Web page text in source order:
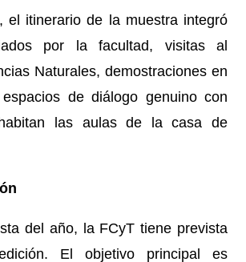
el itinerario de la muestra integró
por la facultad, visitas al
Naturales, demostraciones en
de diálogo genuino con
las aulas de la casa de
del año, la FCyT tiene prevista
El objetivo principal es